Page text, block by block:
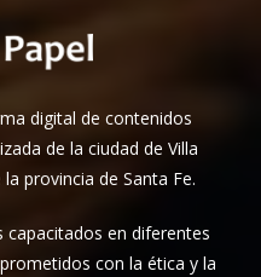
digital de contenidos
de la ciudad de Villa
provincia de Santa Fe.
en diferentes
con la ética y la